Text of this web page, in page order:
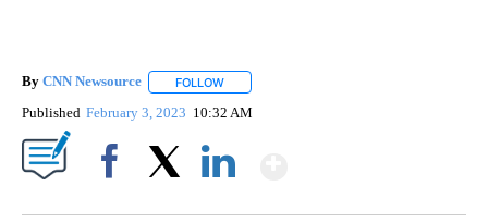
By CNN Newsource FOLLOW
Published February 3, 2023 10:32 AM